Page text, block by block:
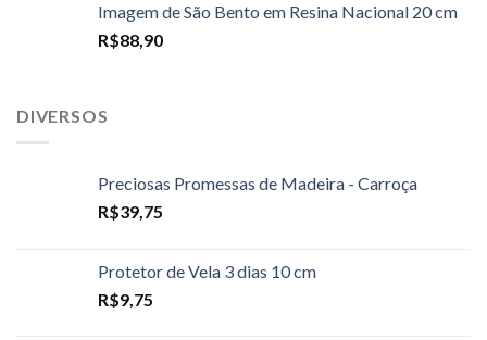
Imagem de São Bento em Resina Nacional 20 cm
R$88,90
DIVERSOS
Preciosas Promessas de Madeira - Carroça
R$39,75
Protetor de Vela 3 dias 10 cm
R$9,75